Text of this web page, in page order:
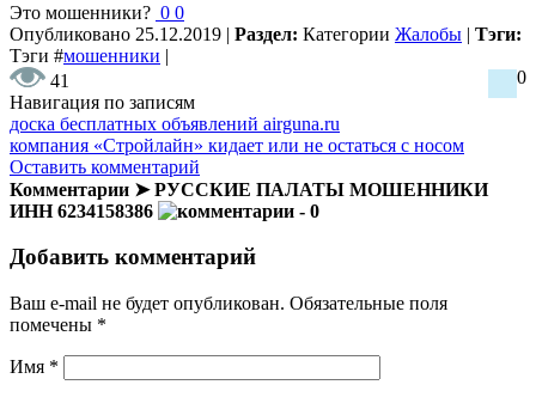
Это мошенники? 0 0
Опубликовано 25.12.2019 | Раздел: Категории Жалобы | Тэги:
Тэги #мошенники |
41
0
Навигация по записям
доска бесплатных объявлений airguna.ru
компания «Стройлайн» кидает или не остаться с носом
Оставить комментарий
Комментарии ➤ РУССКИЕ ПАЛАТЫ МОШЕННИКИ
ИНН 6234158386
- 0
Добавить комментарий
Ваш e-mail не будет опубликован. Обязательные поля
помечены *
Имя *